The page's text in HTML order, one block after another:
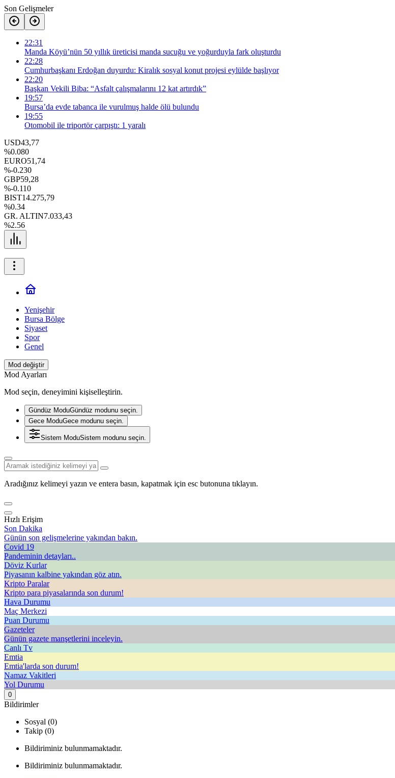
Son Gelişmeler
22:31
Manda Köyü’nün 50 yıllık üreticisi manda sucuğu ve yoğurduyla fark oluşturdu
22:28
Cumhurbaşkanı Erdoğan duyurdu: Kiralık sosyal konut projesi eylülde başlıyor
22:20
Başkan Vekili Biba: “Asfalt çalışmalarını 12 kat artırdık”
19:57
Bursa’da evde tabanca ile vurulmuş halde ölü bulundu
19:55
Otomobil ile triportör çarpıştı: 1 yaralı
USD43,77
%0.080
EURO51,74
%-0.230
GBP59,28
%-0.110
BIST14.275,79
%0.34
GR. ALTIN7.033,43
%2.56
Yenişehir
Bursa Bölge
Siyaset
Spor
Genel
Mod değiştir
Mod Ayarları
Mod seçin, deneyimini kişiselleştirin.
Gündüz ModuGündüz modunu seçin.
Gece ModuGece modunu seçin.
Sistem ModuSistem modunu seçin.
Aradığınız kelimeyi yazın ve entera basın, kapatmak için esc butonuna tıklayın.
Hızlı Erişim
Son Dakika
Günün son gelişmelerine yakından bakın.
Covid 19
Pandeminin detayları..
Döviz Kurlar
Piyasanın kalbine yakından göz atın.
Kripto Paralar
Kripto para piyasalarında son durum!
Hava Durumu
Maç Merkezi
Puan Durumu
Gazeteler
Günün gazete manşetlerini inceleyin.
Canlı Tv
Emtia
Emtia'larda son durum!
Namaz Vakitleri
Yol Durumu
0
Bildirimler
Sosyal (0)
Takip (0)
Bildiriminiz bulunmamaktadır.
Bildiriminiz bulunmamaktadır.